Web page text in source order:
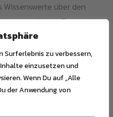
Surferlebnis zu verbessern,
einzusetzen und
Wenn Du auf „Alle
der Anwendung von
über den
Neon-Toner und
und Angebote. Die